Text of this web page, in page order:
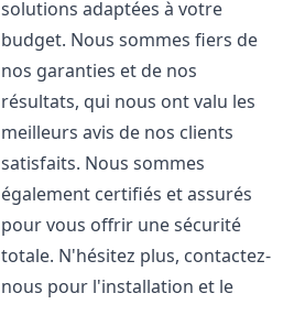
solutions adaptées à votre
budget. Nous sommes fiers de
nos garanties et de nos
résultats, qui nous ont valu les
meilleurs avis de nos clients
satisfaits. Nous sommes
également certifiés et assurés
pour vous offrir une sécurité
totale. N'hésitez plus, contactez-
nous pour l'installation et le